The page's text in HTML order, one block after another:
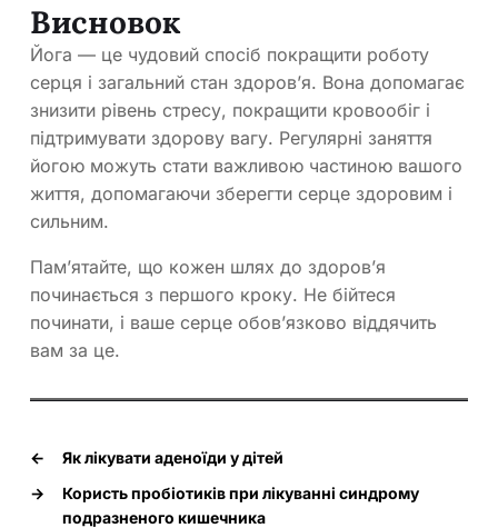
Висновок
Йога — це чудовий спосіб покращити роботу
серця і загальний стан здоров’я. Вона допомагає
знизити рівень стресу, покращити кровообіг і
підтримувати здорову вагу. Регулярні заняття
йогою можуть стати важливою частиною вашого
життя, допомагаючи зберегти серце здоровим і
сильним.
Пам’ятайте, що кожен шлях до здоров’я
починається з першого кроку. Не бійтеся
починати, і ваше серце обов’язково віддячить
вам за це.
←
Як лікувати аденоїди у дітей
→
Користь пробіотиків при лікуванні синдрому
подразненого кишечника